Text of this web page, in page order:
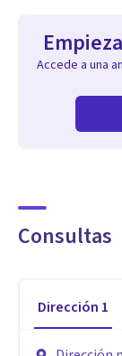
Accede a una
Consultas
Dirección 1